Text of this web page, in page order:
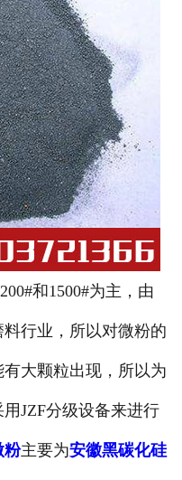
联系我们
和1500#为主，由
行业，所以对微粉的
大颗粒出现，所以为
JZF分级设备来进行
粉主要为安徽黑碳化硅